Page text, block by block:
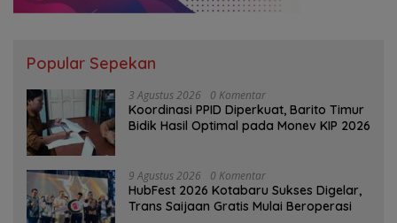
Popular Sepekan
3 Agustus 2026 0 Komentar
Koordinasi PPID Diperkuat, Barito Timur
Bidik Hasil Optimal pada Monev KIP 2026
9 Agustus 2026 0 Komentar
HubFest 2026 Kotabaru Sukses Digelar,
Trans Saijaan Gratis Mulai Beroperasi